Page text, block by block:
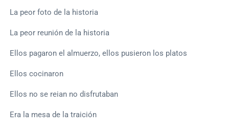
La peor foto de la historia
La peor reunión de la historia
Ellos pagaron el almuerzo, ellos pusieron los platos
Ellos cocinaron
Ellos no se reian no disfrutaban
Era la mesa de la traición